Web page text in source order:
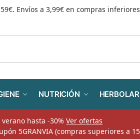
Envíos a 3,99€ en compras
NUTRICIÓN
verano hasta -30%Ver ofertas
5GRANVIA (compras superiores a